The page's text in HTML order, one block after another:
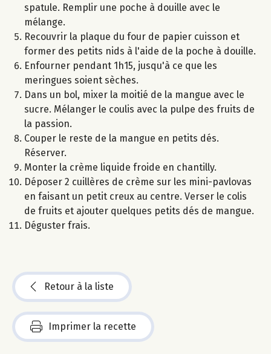
spatule. Remplir une poche à douille avec le
mélange.
Recouvrir la plaque du four de papier cuisson et
former des petits nids à l'aide de la poche à douille.
Enfourner pendant 1h15, jusqu'à ce que les
meringues soient sèches.
Dans un bol, mixer la moitié de la mangue avec le
sucre. Mélanger le coulis avec la pulpe des fruits de
la passion.
Couper le reste de la mangue en petits dés.
Réserver.
Monter la crème liquide froide en chantilly.
Déposer 2 cuillères de crème sur les mini-pavlovas
en faisant un petit creux au centre. Verser le colis
de fruits et ajouter quelques petits dés de mangue.
Déguster frais.
Retour à la liste
Imprimer la recette